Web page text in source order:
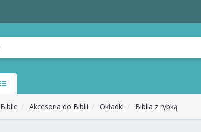
Biblie Akcesoria do Biblii Okładki Biblia z rybką